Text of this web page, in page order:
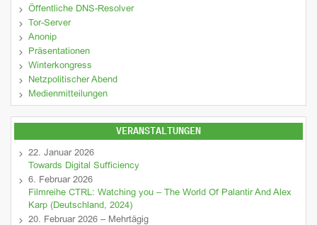
Öffentliche DNS-Resolver
Tor-Server
Anonip
Präsentationen
Winterkongress
Netzpolitischer Abend
Medienmitteilungen
VERANSTALTUNGEN
22. Januar 2026
Towards Digital Sufficiency
6. Februar 2026
Filmreihe CTRL: Watching you – The World Of Palantir And Alex
Karp (Deutschland, 2024)
20. Februar 2026 – Mehrtägig